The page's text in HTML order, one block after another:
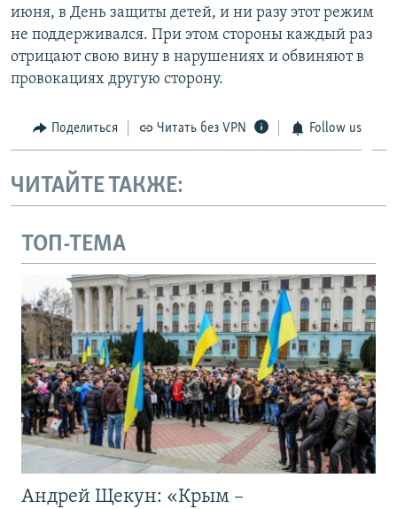
июня, в День защиты детей, и ни разу этот режим
не поддерживался. При этом стороны каждый раз
отрицают свою вину в нарушениях и обвиняют в
провокациях другую сторону.
Поделиться Читать без VPN Follow us
ЧИТАЙТЕ ТАКЖЕ:
ТОП-ТЕМА
Андрей Щекун: «Крым –